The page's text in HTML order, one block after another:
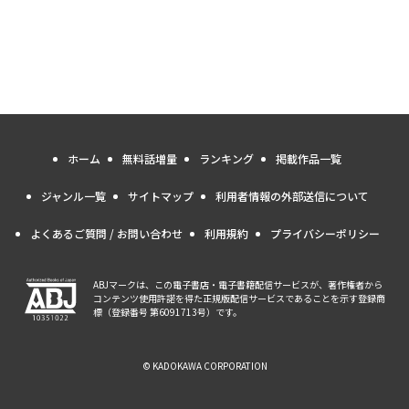
ホーム 無料話増量 ランキング 掲載作品一覧
ジャンル一覧 サイトマップ 利用者情報の外部送信について
よくあるご質問 / お問い合わせ 利用規約 プライバシーポリシー
ABJマークは、この電子書店・電子書籍配信サービスが、著作権者から
コンテンツ使用許諾を得た正規版配信サービスであることを示す登録商
標（登録番号 第6091713号）です。
© KADOKAWA CORPORATION